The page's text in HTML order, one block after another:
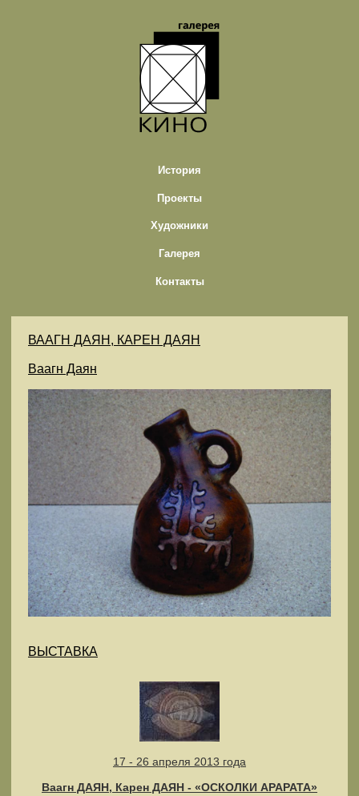
История
Проекты
Художники
Галерея
Контакты
ВААГН ДАЯН, КАРЕН ДАЯН
Ваагн Даян
ВЫСТАВКА
17 - 26 апреля 2013 года
Ваагн ДАЯН, Карен ДАЯН - «ОСКОЛКИ АРАРАТА»